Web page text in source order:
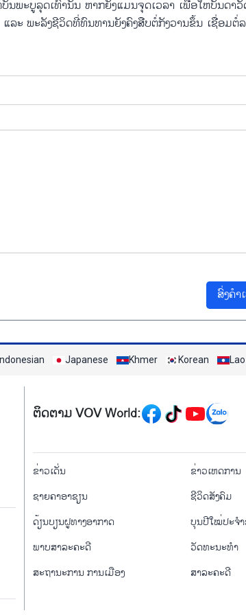
ພະ​ບູ​ລຸດ​ເທົ່າ​ນັ້ນ ຫາກ​ຍັງ​ແມ່ນ​ຈຸດ​ເວ​ລາ ເພື່ອ​ໃຫ້​ບັນ​ດາ​
ະ ພະ​ລັງ​ຊີ​ວິດ​ທີ່​ທົນ​ທານ​ຍັງ​ຄົງ​ສືບ​ຕໍ່​ກັງ​ວານ​ຂຶ້ນ ເຊື່ອມ​ຕໍ່​
ສົ່ງຄຳ
Indonesian Japanese Khmer Korean Lao
Mạng xã hội
ຕິດຕາມ VOV World:
menu footer tiếng
ຂ່າວເດັ່ນ ຂ່າວເຫດການ
ຊາຍຄາອາຊຽນ
ຊີ​ວິດ​ສັງ​ຄົມ
ດ້ຽນບຽນ​ຝູທາງ​ອາກາດ
ບຸນປີໃໝ່ປະຈ
ພາບສາລະຄະດີ
ວັດທະນະທໍາ
ສະຖານະການ ການເມືອງ
ສາລະຄະດີ